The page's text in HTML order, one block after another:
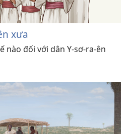
xưa
nào đối với dân Y-sơ-ra-ên